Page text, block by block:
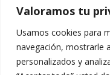
Valoramos tu
Usamos cookies para
navegación, mostrarle
personalizados y